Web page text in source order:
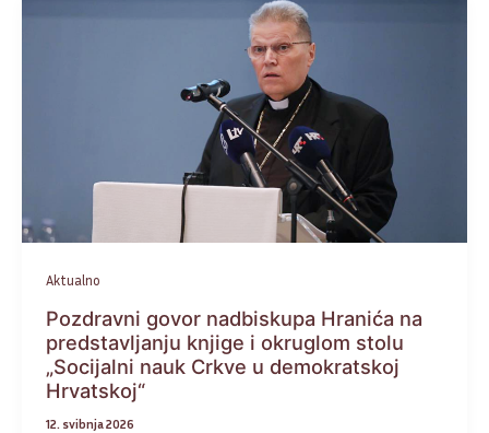
Aktualno
Pozdravni govor nadbiskupa Hranića na
predstavljanju knjige i okruglom stolu
„Socijalni nauk Crkve u demokratskoj
Hrvatskoj“
12. svibnja 2026